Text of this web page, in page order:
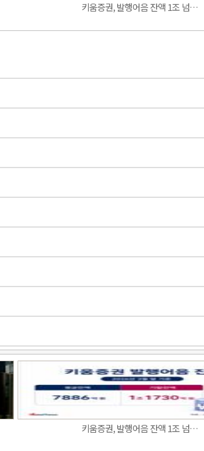
키움증권, 발행어음 잔액 1조 넘…
키움증권, 발행어음 잔액 1조 넘…